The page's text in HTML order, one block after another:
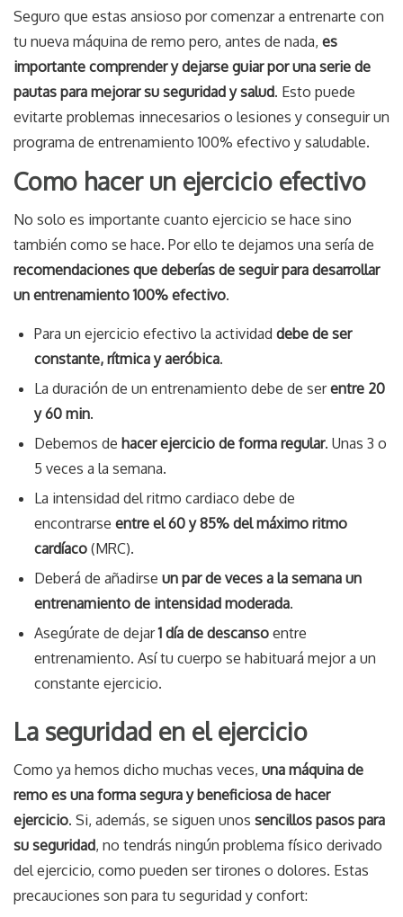
Seguro que estas ansioso por comenzar a entrenarte con
tu nueva máquina de remo pero, antes de nada, es
importante comprender y dejarse guiar por una serie de
pautas para mejorar su seguridad y salud. Esto puede
evitarte problemas innecesarios o lesiones y conseguir un
programa de entrenamiento 100% efectivo y saludable.
Como hacer un ejercicio efectivo
No solo es importante cuanto ejercicio se hace sino
también como se hace. Por ello te dejamos una sería de
recomendaciones que deberías de seguir para desarrollar
un entrenamiento 100% efectivo.
Para un ejercicio efectivo la actividaddebe de ser
constante, rítmica y aeróbica.
La duración de un entrenamiento debe de serentre 20
y 60 min.
Debemos dehacer ejercicio de forma regular. Unas 3 o
5 veces a la semana.
La intensidad del ritmo cardiaco debe de
encontrarseentre el 60 y 85% del máximo ritmo
cardíaco (MRC).
Deberá de añadirseun par de veces a la semana un
entrenamiento de intensidad moderada.
Asegúrate de dejar1 día de descanso entre
entrenamiento. Así tu cuerpo se habituará mejor a un
constante ejercicio.
La seguridad en el ejercicio
Como ya hemos dicho muchas veces, una máquina de
remo es una forma segura y beneficiosa de hacer
ejercicio. Si, además, se siguen unos sencillos pasos para
su seguridad, no tendrás ningún problema físico derivado
del ejercicio, como pueden ser tirones o dolores. Estas
precauciones son para tu seguridad y confort: